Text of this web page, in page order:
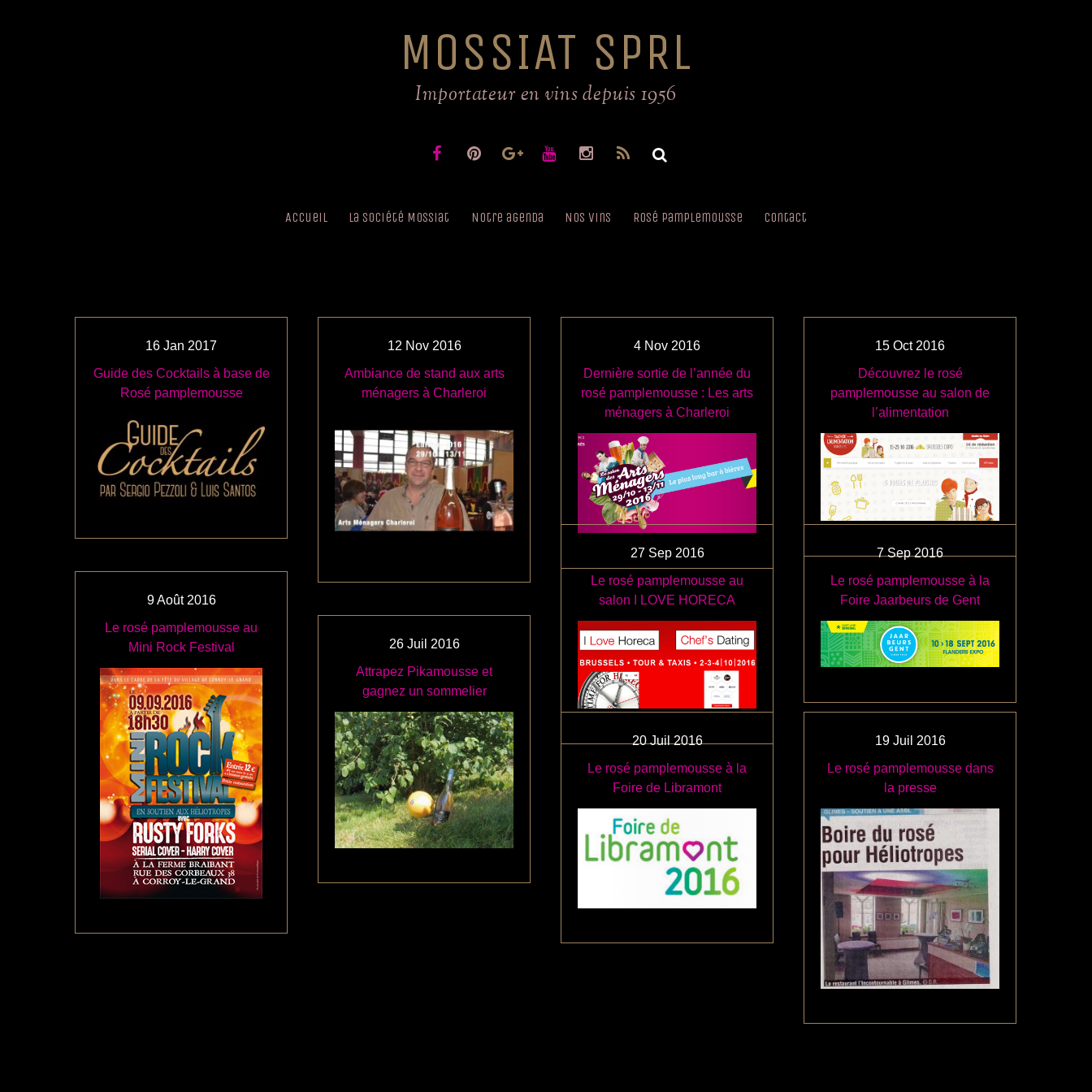
MOSSIAT SPRL
Importateur en vins depuis 1956
Accueil La société Mossiat Notre agenda Nos vins Rosé pamplemousse Contact
16 Jan 2017
Guide des Cocktails à base de
Rosé pamplemousse
12 Nov 2016
Ambiance de stand aux arts
ménagers à Charleroi
4 Nov 2016
Dernière sortie de l’année du
rosé pamplemousse : Les arts
ménagers à Charleroi
15 Oct 2016
Découvrez le rosé
pamplemousse au salon de
l’alimentation
27 Sep 2016
Le rosé pamplemousse au
salon I LOVE HORECA
7 Sep 2016
Le rosé pamplemousse à la
Foire Jaarbeurs de Gent
9 Août 2016
Le rosé pamplemousse au
Mini Rock Festival
26 Juil 2016
Attrapez Pikamousse et
gagnez un sommelier
20 Juil 2016
Le rosé pamplemousse à la
Foire de Libramont
19 Juil 2016
Le rosé pamplemousse dans
la presse